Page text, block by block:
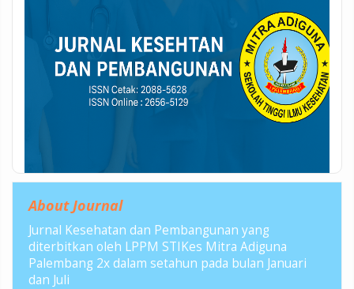
About Journal
Jurnal Kesehatan dan Pembangunan yang
diterbitkan oleh LPPM STIKes Mitra Adiguna
Palembang 2x dalam setahun pada bulan Januari
dan Juli